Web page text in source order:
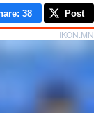
: 38 Post
IKON.MN